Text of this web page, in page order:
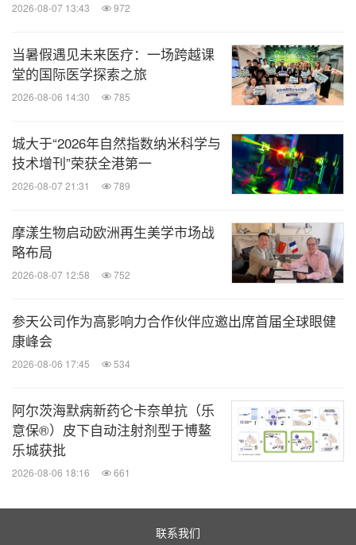
2026-08-07 13:43 972
当暑假遇见未来医疗：一场跨越课
堂的国际医学探索之旅
2026-08-06 14:30 785
城大于“2026年自然指数纳米科学与
技术增刊”荣获全港第一
2026-08-07 21:31 789
摩漾生物启动欧洲再生美学市场战
略布局
2026-08-07 12:58 752
参天公司作为高影响力合作伙伴应邀出席首届全球眼健
康峰会
2026-08-06 17:45 534
阿尔茨海默病新药仑卡奈单抗（乐
意保®）皮下自动注射剂型于博鳌
乐城获批
2026-08-06 18:16 661
联系我们